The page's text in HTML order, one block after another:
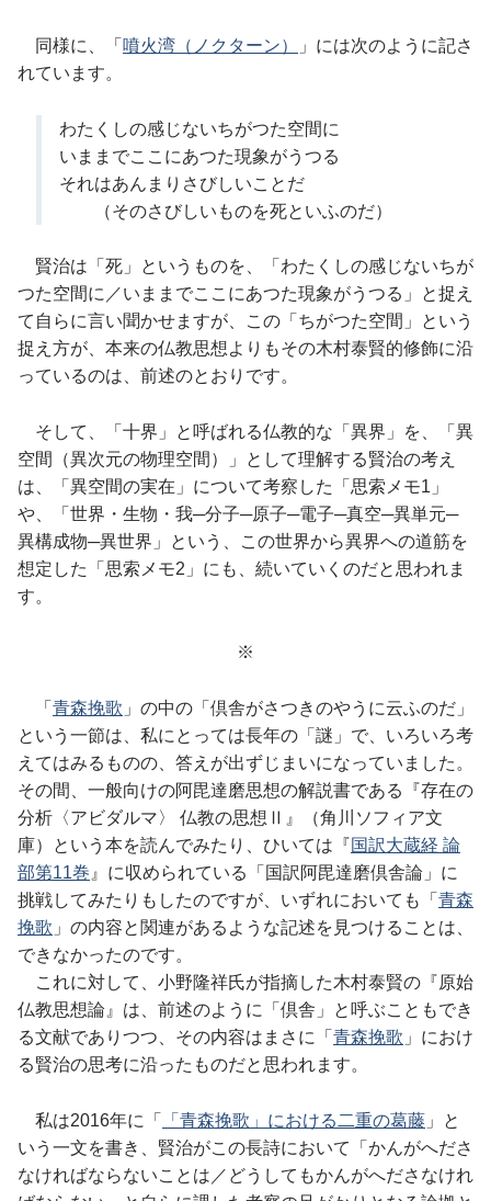
同様に、「 噴火湾（ノクターン）
」には次のように記さ
れています。
わたくしの感じないちがつた空間に
いままでここにあつた現象がうつる
それはあんまりさびしいことだ
（そのさびしいものを死といふのだ）
賢治は「死」というものを、「わたくしの感じないちが
つた空間に／いままでここにあつた現象がうつる」と捉え
て自らに言い聞かせますが、この「ちがつた空間」という
捉え方が、本来の仏教思想よりもその木村泰賢的修飾に沿
っているのは、前述のとおりです。
そして、「十界」と呼ばれる仏教的な「異界」を、「異
空間（異次元の物理空間）」として理解する賢治の考え
は、「異空間の実在」について考察した「思索メモ1」
や、「世界・生物・我─分子─原子─電子─真空─異単元─
異構成物─異世界」という、この世界から異界への道筋を
想定した「思索メモ2」にも、続いていくのだと思われま
す。
※
「 青森挽歌 」の中の「倶舎がさつきのやうに云ふのだ」
という一節は、私にとっては長年の「謎」で、いろいろ考
えてはみるものの、答えが出ずじまいになっていました。
その間、一般向けの阿毘達磨思想の解説書である『存在の
分析〈アビダルマ〉 仏教の思想Ⅱ』（角川ソフィア文
庫）という本を読んでみたり、ひいては『国訳大蔵経 論
部第11巻 』に収められている「国訳阿毘達磨倶舎論」に
挑戦してみたりもしたのですが、いずれにおいても「 青森
挽歌 」の内容と関連があるような記述を見つけることは、
できなかったのです。
これに対して、小野隆祥氏が指摘した木村泰賢の『原始
仏教思想論』は、前述のように「倶舎」と呼ぶこともでき
る文献でありつつ、その内容はまさに「 青森挽歌 」におけ
る賢治の思考に沿ったものだと思われます。
私は2016年に「 「青森挽歌」における二重の葛藤 」と
いう一文を書き、賢治がこの長詩において「かんがへださ
なければならないことは／どうしてもかんがへださなけれ